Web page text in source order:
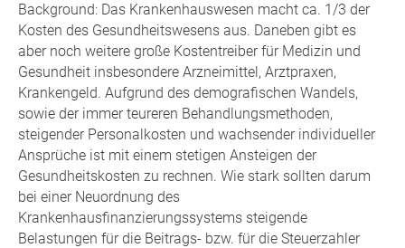
Background: Das Krankenhauswesen macht ca. 1/3 der
Kosten des Gesundheitswesens aus. Daneben gibt es
aber noch weitere große Kostentreiber für Medizin und
Gesundheit insbesondere Arzneimittel, Arztpraxen,
Krankengeld. Aufgrund des demografischen Wandels,
sowie der immer teureren Behandlungsmethoden,
steigender Personalkosten und wachsender individueller
Ansprüche ist mit einem stetigen Ansteigen der
Gesundheitskosten zu rechnen. Wie stark sollten darum
bei einer Neuordnung des
Krankenhausfinanzierungssystems steigende
Belastungen für die Beitrags- bzw. für die Steuerzahler